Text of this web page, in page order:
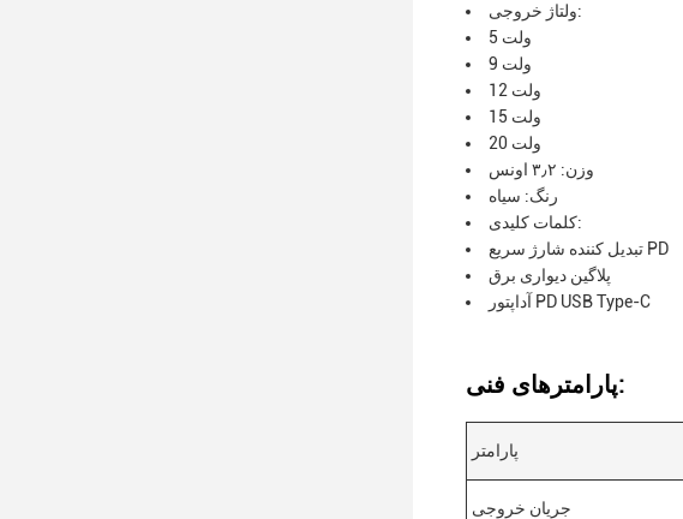
ولتاژ خروجی:
5 ولت
9 ولت
12 ولت
15 ولت
20 ولت
وزن: ۳٫۲ اونس
رنگ: سیاه
کلمات کلیدی:
تبدیل کننده شارژ سریع PD
پلاگین دیواری برق
آداپتور PD USB Type-C
پارامترهای فنی:
پارامتر
جریان خروجی